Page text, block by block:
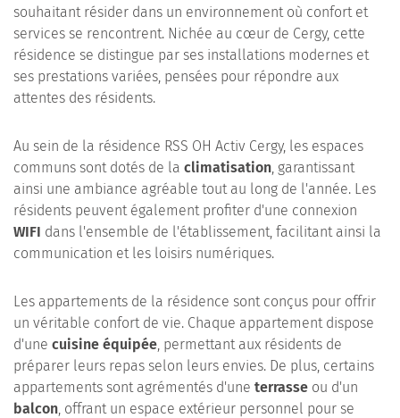
souhaitant résider dans un environnement où confort et
services se rencontrent. Nichée au cœur de Cergy, cette
résidence se distingue par ses installations modernes et
ses prestations variées, pensées pour répondre aux
attentes des résidents.
Au sein de la résidence RSS OH Activ Cergy, les espaces
communs sont dotés de la climatisation, garantissant
ainsi une ambiance agréable tout au long de l'année. Les
résidents peuvent également profiter d'une connexion
WIFI dans l'ensemble de l'établissement, facilitant ainsi la
communication et les loisirs numériques.
Les appartements de la résidence sont conçus pour offrir
un véritable confort de vie. Chaque appartement dispose
d'une cuisine équipée, permettant aux résidents de
préparer leurs repas selon leurs envies. De plus, certains
appartements sont agrémentés d'une terrasse ou d'un
balcon, offrant un espace extérieur personnel pour se